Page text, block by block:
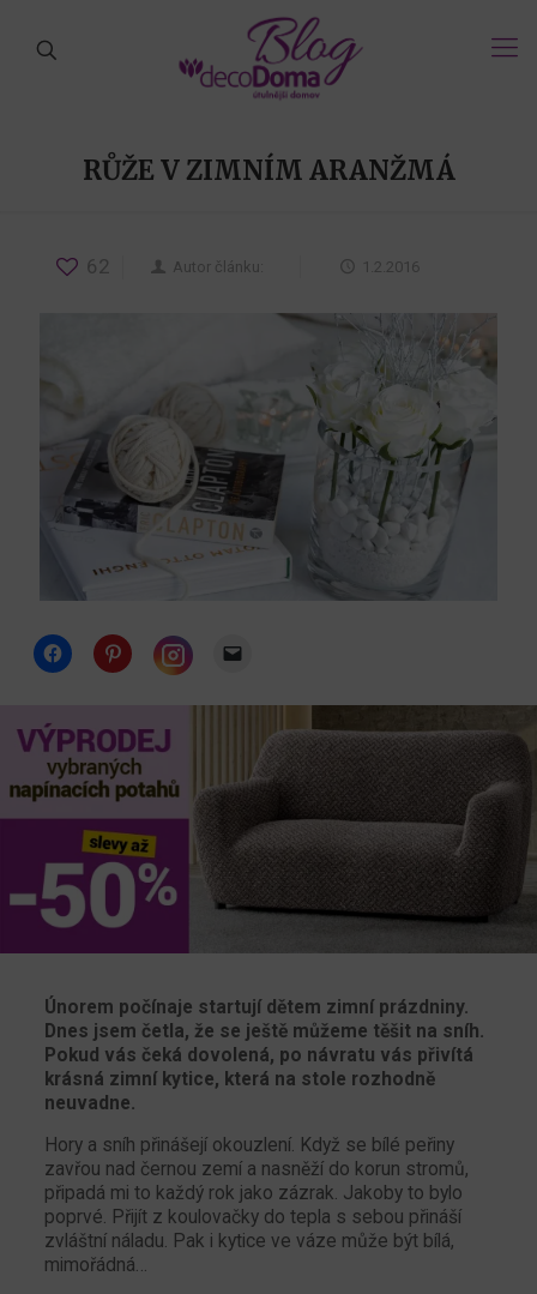
RŮŽE V ZIMNÍM ARANŽMÁ
62 Autor článku: 1.2.2016
Click
to
(Opens
in
new
window)
Click
to
(Opens
in
new
window)in
new
link
friend
(Opens
in
window)
Únorem počínaje startují dětem zimní prázdniny.
Dnes jsem četla, že se ještě můžeme těšit na sníh.
Pokud vás čeká dovolená, po návratu vás přivítá
krásná zimní kytice, která na stole rozhodně
neuvadne.
Hory a sníh přinášejí okouzlení. Když se bílé peřiny
zavřou nad černou zemí a nasněží do korun stromů,
připadá mi to každý rok jako zázrak. Jakoby to bylo
poprvé. Přijít z koulovačky do tepla s sebou přináší
zvláštní náladu. Pak i kytice ve váze může být bílá,
mimořádná…